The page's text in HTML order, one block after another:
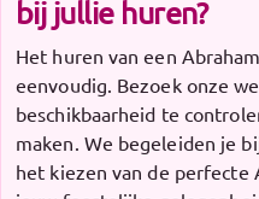
bij jullie huren?
Het huren van een
eenvoudig. Bezoek onze
beschikbaarheid te
maken. We begeleiden je
het kiezen van de perfecte